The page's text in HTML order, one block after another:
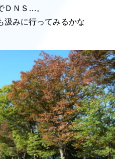
ＤＮＳ…。
汲みに行ってみるかな